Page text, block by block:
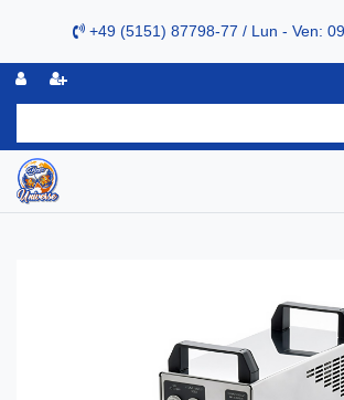
+49 (5151) 87798-77 / Lun - Ven: